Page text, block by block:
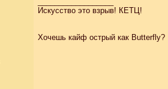
Искусство это взрыв! КЕТЦ!
Хочешь кайф острый как Butterfly?